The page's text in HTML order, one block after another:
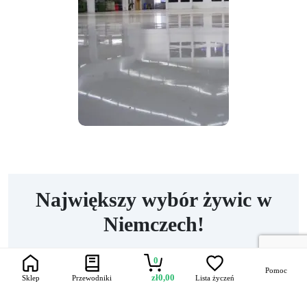
Największy wybór żywic w
Niemczech!
Oferujemy żywice na każdą potrzebę – od
Sklep Przewodniki
0
zł0,00 Lista życzeń
Pomoc